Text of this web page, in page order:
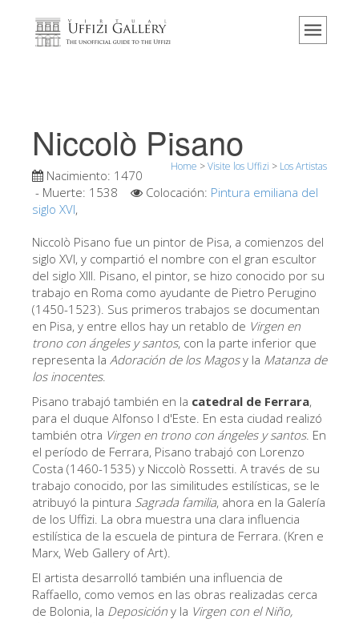
Home
Eventos y exposiciones
Los comentarios de los visitantes
Reserve ahora
Visita virtual
Las obras
Las salas
Las nuevas salas
Otros Museos
Museo del Bargello
Galería de la Academia
Galería Palatina
Capillas de los Medici
Museo de San Marcos
Museo Arqueológico
Niccolò Pisano
Home >Visite los Uffizi > Los Artistas
Nacimiento: 1470
- Muerte: 1538 Colocación: Pintura emiliana del
siglo XVI,
Niccolò Pisano fue un pintor de Pisa, a comienzos del
siglo XVI, y compartió el nombre con el gran escultor
del siglo XIII. Pisano, el pintor, se hizo conocido por su
trabajo en Roma como ayudante de Pietro Perugino
(1450-1523). Sus primeros trabajos se documentan
en Pisa, y entre ellos hay un retablo de Virgen en
trono con ángeles y santos, con la parte inferior que
representa la Adoración de los Magosy la Matanza de
los inocentes.
Pisano trabajó también en la catedral de Ferrara,
para el duque Alfonso I d'Este. En esta ciudad realizó
también otra Virgen en trono con ángeles y santos. En
el período de Ferrara, Pisano trabajó con Lorenzo
Costa (1460-1535) y Niccolò Rossetti. A través de su
trabajo conocido, por las similitudes estilísticas, se le
atribuyó la pintura Sagrada familia, ahora en la Galería
de los Uffizi. La obra muestra una clara influencia
estilística de la escuela de pintura de Ferrara. (Kren e
Marx, Web Gallery of Art).
El artista desarrolló también una influencia de
Raffaello, como vemos en las obras realizadas cerca
de Bolonia, la Deposición y la Virgen con el Niño,